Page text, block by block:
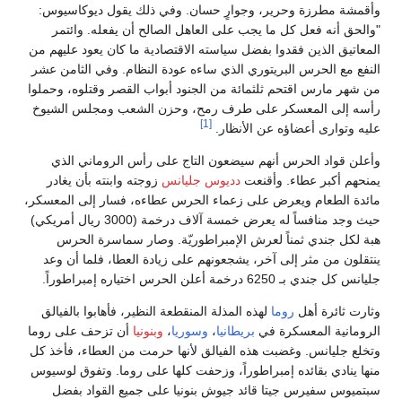
وأقمشة مطرزة وحرير، وجوارٍ حسان. وفي ذلك يقول ديوكاسيوس:
"والحق أنه فعل كل ما يجب على العاهل الصالح أن يفعله. وائتمر
المعاتيق الذين فقدوا بفضل سياسته الاقتصادية ما كان يعود عليهم من
النفع مع الحرس البريتوري الذي ساءه عودة النظام. وفي الثامن عشر
من شهر مارس اقتحم ثلثمائة من الجنود أبواب القصر وقتلوه، وحملوا
رأسه إلى المعسكر على طرف رمح، وحزن الشعب ومجلس الشيوخ
عليه وتوارى أعضاؤه عن الأنظار.
[1]
وأعلن قواد الحرس أنهم سيضعون التاج على رأس الروماني الذي
يمنحهم أكبر عطاء. وأقنعت دديوس جليانس زوجته وابنته بأن يغادر
مائدة الطعام ويعرض على زعماء الحرس عطاءه، فسار إلى المعسكر،
حيث وجد منافساً له يعرض خمسة آلاف درخمة (3000 ريال أمريكي)
هبة لكل جندي ثمناً لعرش الإمبراطوريّة. وصار سماسرة الحرس
ينتقلون من مثر إلى آخر، يشجعونهم على زيادة العطا، فلما أن وعد
جليانس كل جندي بـ 6250 درخمة أعلن الحرس اختياره إمبراطوراً.
وثارت ثائرة أهل روما لهذه المذلة المنقطعة النظير، فأهابوا بالفيالق
الرومانية المعسكرة في بريطانيا، وسوريا، وبنونيا أن تزحف على روما
وتخلع جليانس. وغضبت هذه الفيالق لأنها حرمت من العطاء، فأخذ كل
منها ينادي بقائده إمبراطوراً، وزحفت كلها على روما. وتفوق لوسيوس
سبتميوس سفيرس جيتا قائد جيوش بنونيا على جميع القواد بفضل